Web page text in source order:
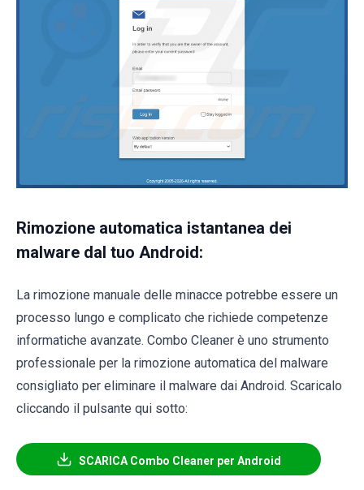
Rimozione automatica istantanea dei
malware dal tuo Android:
La rimozione manuale delle minacce potrebbe essere un
processo lungo e complicato che richiede competenze
informatiche avanzate. Combo Cleaner è uno strumento
professionale per la rimozione automatica del malware
consigliato per eliminare il malware dai Android. Scaricalo
cliccando il pulsante qui sotto:
SCARICA Combo Cleaner per Android